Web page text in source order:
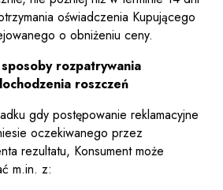
oświadczenia Kupującego
o obniżeniu ceny.
rozpatrywania
roszczeń
gdy postępowanie reklamacyjne
oczekiwanego przez
rezultatu, Konsument może
m.in. z: